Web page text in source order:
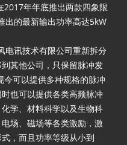
年年底推出两款四象限
出的最新输出功率高达5kW
讯技术有限公司重新拆分
其他公司，只保留脉冲发
可以提供多种规格的脉冲
也可以提供各类高频脉冲
学、材料科学以及生物科
场、磁场等各类激励，激
，而且功率等级从小到